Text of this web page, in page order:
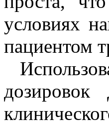
условиях
пациентом
дозировок